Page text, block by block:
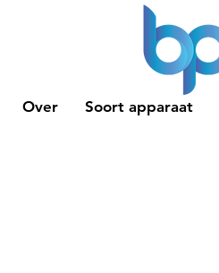
Over Soort apparaat